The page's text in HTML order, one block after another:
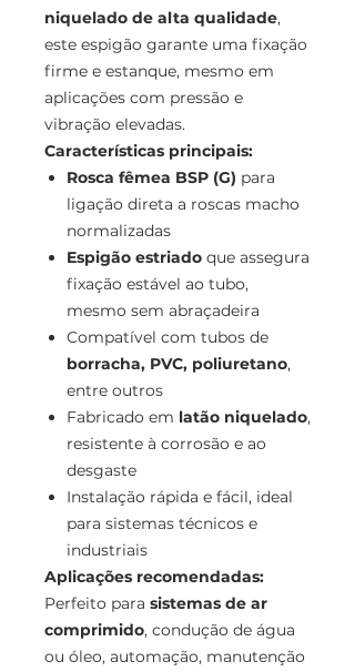
niquelado de alta qualidade,
este espigão garante uma fixação
firme e estanque, mesmo em
aplicações com pressão e
vibração elevadas.
Características principais:
Rosca fêmea BSP (G) para
ligação direta a roscas macho
normalizadas
Espigão estriado que assegura
fixação estável ao tubo,
mesmo sem abraçadeira
Compatível com tubos de
borracha, PVC, poliuretano,
entre outros
Fabricado em latão niquelado,
resistente à corrosão e ao
desgaste
Instalação rápida e fácil, ideal
para sistemas técnicos e
industriais
Aplicações recomendadas:
Perfeito para sistemas de ar
comprimido, condução de água
ou óleo, automação, manutenção